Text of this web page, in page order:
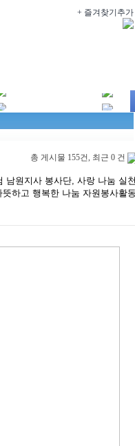
+ 즐겨찾기추가
4
총 게시물 155건, 최근 0 건